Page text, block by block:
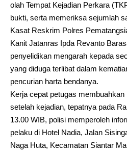
olah Tempat Kejadian Perkara
bukti, serta memeriksa sejumlah
Kasat Reskrim Polres
Kanit Jatanras Ipda Revanto
penyelidikan mengarah kepada
yang diduga terlibat dalam
pencurian harta bendanya.
Kerja cepat petugas
setelah kejadian, tepatnya pada
13.00 WIB, polisi memperoleh
pelaku di Hotel Nadia, Jalan
Naga Huta, Kecamatan Siantar